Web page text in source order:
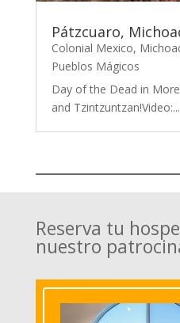
Pátzcuaro,
Colonial Mexico,
Pueblos Mágicos
Day of the Dead in
and Tzintzuntzan!Video:...
Reserva tu
nuestro